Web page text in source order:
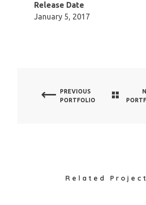
Release Date
January 5, 2017
PREVIOUS
PORTFOLIO
Related